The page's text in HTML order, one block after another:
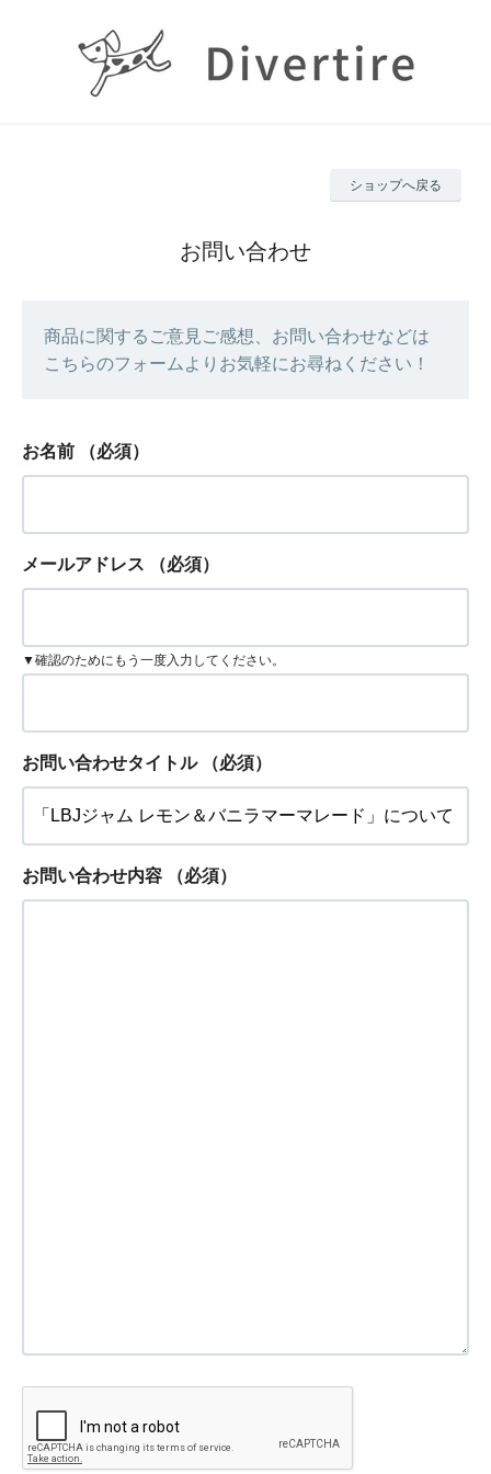
ショップへ戻る
お問い合わせ
商品に関するご意見ご感想、お問い合わせなどは
こちらのフォームよりお気軽にお尋ねください！
お名前 （必須）
メールアドレス （必須）
▼確認のためにもう一度入力してください。
お問い合わせタイトル （必須）
お問い合わせ内容 （必須）